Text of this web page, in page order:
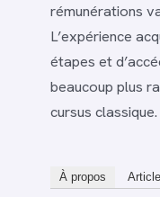
rémunérations
L’expérience
étapes et
beaucoup plus
cursus classique.
À propos